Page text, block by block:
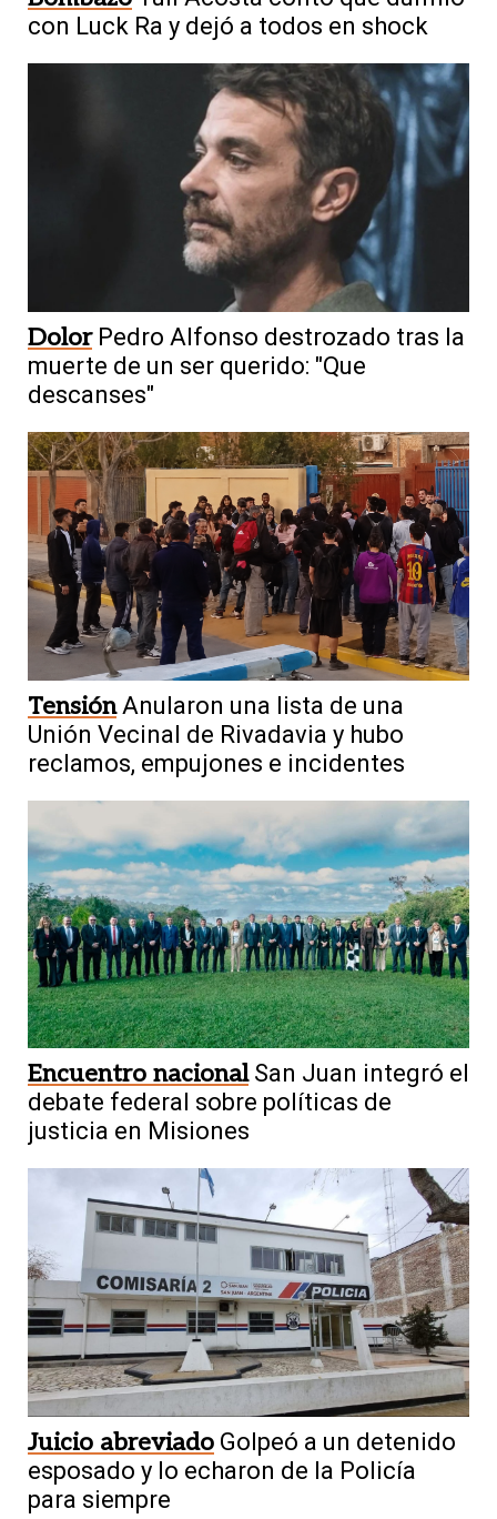
con Luck Ra y dejó a todos en shock
Dolor Pedro Alfonso destrozado tras la
muerte de un ser querido: "Que
descanses"
Tensión Anularon una lista de una
Unión Vecinal de Rivadavia y hubo
reclamos, empujones e incidentes
Encuentro nacional San Juan integró el
debate federal sobre políticas de
justicia en Misiones
Juicio abreviado Golpeó a un detenido
esposado y lo echaron de la Policía
para siempre